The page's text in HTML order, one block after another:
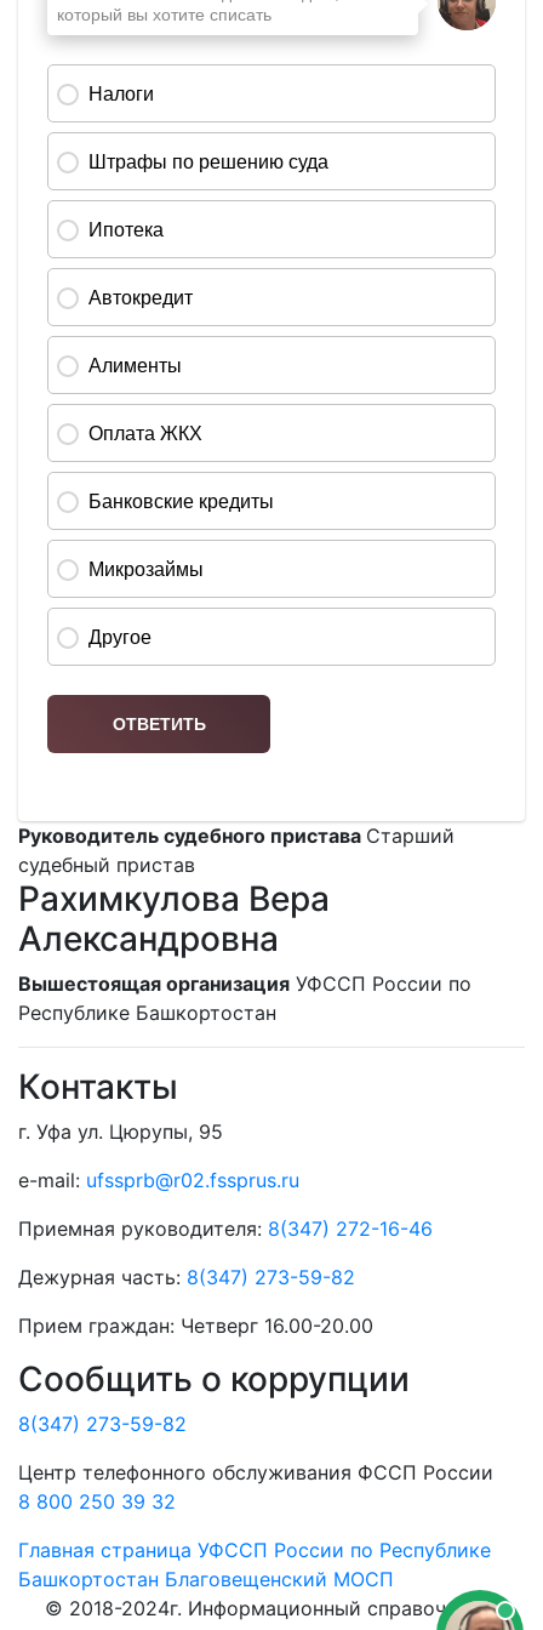
Руководитель судебного пристава Старший
судебный пристав
Рахимкулова Вера
Александровна
Вышестоящая организация УФССП России по
Республике Башкортостан
Контакты
г. Уфа ул. Цюрупы, 95
e-mail: ufssprb@r02.fssprus.ru
Приемная руководителя: 8(347) 272-16-46
Дежурная часть: 8(347) 273-59-82
Прием граждан: Четверг 16.00-20.00
Сообщить о коррупции
8(347) 273-59-82
Центр телефонного обслуживания ФССП России
8 800 250 39 32
Главная страница УФССП России по Республике
Башкортостан Благовещенский МОСП
© 2018-2024г. Информационный справочник о